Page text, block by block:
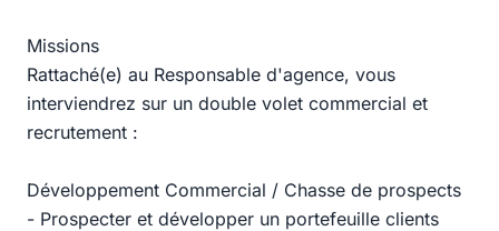
Missions
Rattaché(e) au Responsable d'agence, vous
interviendrez sur un double volet commercial et
recrutement :
Développement Commercial / Chasse de prospects
- Prospecter et développer un portefeuille clients